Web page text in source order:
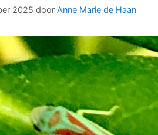
2025 door Anne Marie de Haan